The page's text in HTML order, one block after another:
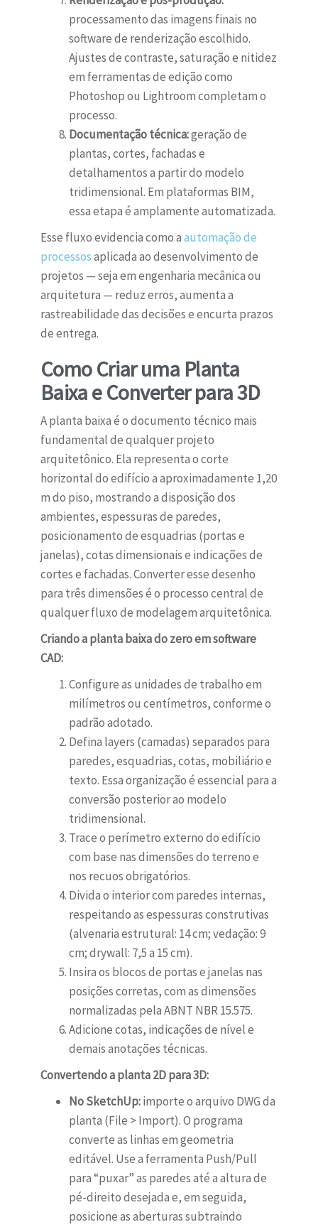
processamento das imagens finais no
software de renderização escolhido.
Ajustes de contraste, saturação e nitidez
em ferramentas de edição como
Photoshop ou Lightroom completam o
processo.
Documentação técnica:geração de
plantas, cortes, fachadas e
detalhamentos a partir do modelo
tridimensional. Em plataformas BIM,
essa etapa é amplamente automatizada.
Esse fluxo evidencia como aautomação de
processosaplicada ao desenvolvimento de
projetos — seja em engenharia mecânica ou
arquitetura — reduz erros, aumenta a
rastreabilidade das decisões e encurta prazos
de entrega.
Como Criar uma Planta
Baixa e Converter para 3D
A planta baixa é o documento técnico mais
fundamental de qualquer projeto
arquitetônico. Ela representa o corte
horizontal do edifício a aproximadamente 1,20
m do piso, mostrando a disposição dos
ambientes, espessuras de paredes,
posicionamento de esquadrias (portas e
janelas), cotas dimensionais e indicações de
cortes e fachadas. Converter esse desenho
para três dimensões é o processo central de
qualquer fluxo de modelagem arquitetônica.
Criando a planta baixa do zero em software
CAD:
Configure as unidades de trabalho em
milímetros ou centímetros, conforme o
padrão adotado.
Defina layers (camadas) separados para
paredes, esquadrias, cotas, mobiliário e
texto. Essa organização é essencial para a
conversão posterior ao modelo
tridimensional.
Trace o perímetro externo do edifício
com base nas dimensões do terreno e
nos recuos obrigatórios.
Divida o interior com paredes internas,
respeitando as espessuras construtivas
(alvenaria estrutural: 14 cm; vedação: 9
cm; drywall: 7,5 a 15 cm).
Insira os blocos de portas e janelas nas
posições corretas, com as dimensões
normalizadas pela ABNT NBR 15.575.
Adicione cotas, indicações de nível e
demais anotações técnicas.
Convertendo a planta 2D para 3D:
No SketchUp:importe o arquivo DWG da
planta (File > Import). O programa
converte as linhas em geometria
editável. Use a ferramenta Push/Pull
para “puxar” as paredes até a altura de
pé-direito desejada e, em seguida,
posicione as aberturas subtraindo